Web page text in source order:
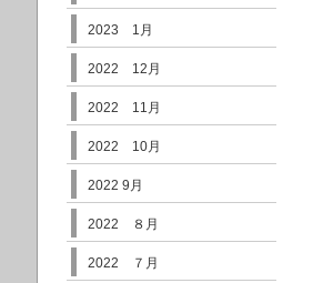
2023 1月
2022 12月
2022 11月
2022 10月
2022 9月
2022 ８月
2022 ７月